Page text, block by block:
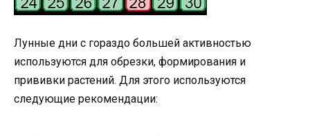
Лунные дни с гораздо большей активностью
используются для обрезки, формирования и
прививки растений. Для этого используются
следующие рекомендации: